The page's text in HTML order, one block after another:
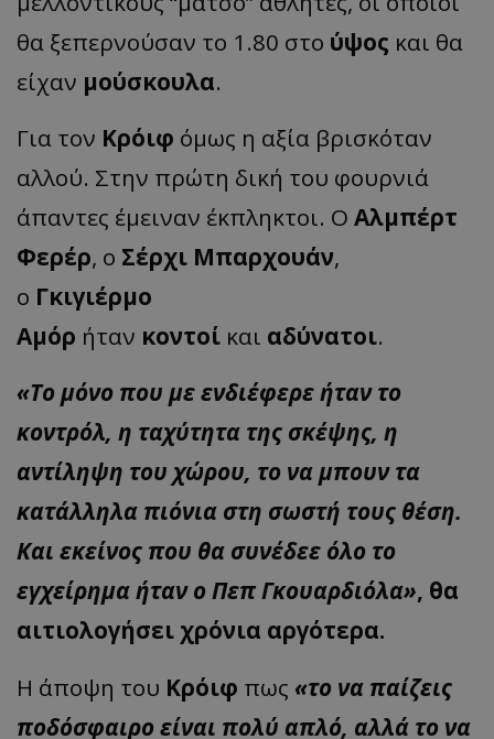
θα ξεπερνούσαν το 1.80 στο ύψος και θα
είχαν μούσκουλα.
Για τον Κρόιφ όμως η αξία βρισκόταν
αλλού. Στην πρώτη δική του φουρνιά
άπαντες έμειναν έκπληκτοι. Ο Αλμπέρτ
Φερέρ, ο Σέρχι Μπαρχουάν,
ο Γκιγιέρμο
Αμόρ ήταν κοντοί και αδύνατοι.
«Το μόνο που με ενδιέφερε ήταν το
κοντρόλ, η ταχύτητα της σκέψης, η
αντίληψη του χώρου, το να μπουν τα
κατάλληλα πιόνια στη σωστή τους θέση.
Και εκείνος που θα συνέδεε όλο το
εγχείρημα ήταν ο Πεπ Γκουαρδιόλα», θα
αιτιολογήσει χρόνια αργότερα.
Η άποψη του Κρόιφ πως «το να παίζεις
ποδόσφαιρο είναι πολύ απλό, αλλά το να